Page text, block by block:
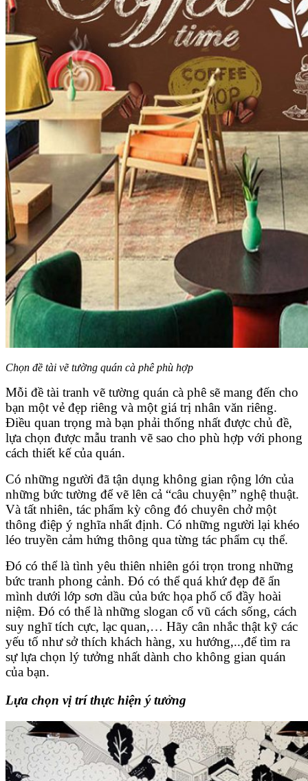
Chọn đề tài vẽ tường quán cà phê phù hợp
Mỗi đề tài tranh vẽ tường quán cà phê sẽ mang đến cho
bạn một vẻ đẹp riêng và một giá trị nhân văn riêng.
Điều quan trọng mà bạn phải thống nhất được chủ đề,
lựa chọn được mẫu tranh vẽ sao cho phù hợp với phong
cách thiết kế của quán.
Có những người đã tận dụng không gian rộng lớn của
những bức tường để vẽ lên cả “câu chuyện” nghệ thuật.
Và tất nhiên, tác phẩm kỳ công đó chuyên chở một
thông điệp ý nghĩa nhất định. Có những người lại khéo
léo truyền cảm hứng thông qua từng tác phẩm cụ thể.
Đó có thể là tình yêu thiên nhiên gói trọn trong những
bức tranh phong cảnh. Đó có thể quá khứ đẹp đẽ ẩn
mình dưới lớp sơn dầu của bức họa phố cổ đầy hoài
niệm. Đó có thể là những slogan cổ vũ cách sống, cách
suy nghĩ tích cực, lạc quan,… Hãy cân nhắc thật kỹ các
yếu tố như sở thích khách hàng, xu hướng,..,để tìm ra
sự lựa chọn lý tưởng nhất dành cho không gian quán
của bạn.
Lựa chọn vị trí thực hiện ý tưởng